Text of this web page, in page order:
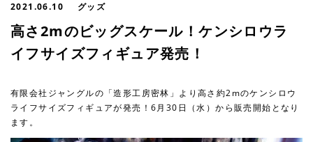
2021.06.10 グッズ
高さ2mのビッグスケール！ケンシロウラ
イフサイズフィギュア発売！
有限会社ジャングルの「造形工房密林」より高さ約2mのケンシロウ
ライフサイズフィギュアが発売！6月30日（水）から販売開始となり
ます。